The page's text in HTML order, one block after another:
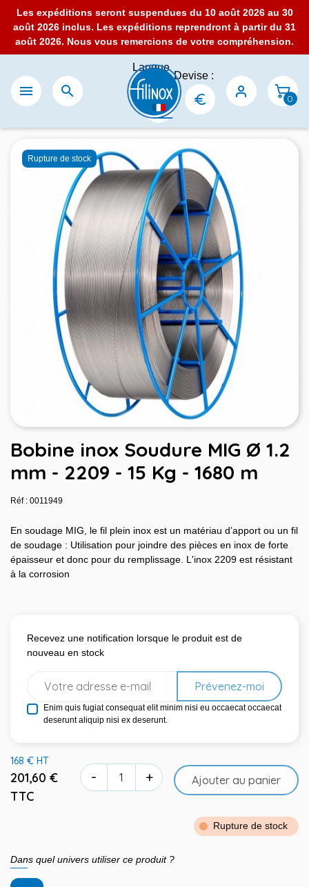
Les expéditions seront suspendues du 10 août 2026 au 30
août 2026 inclus. Les expéditions reprendront à partir du 31
août 2026. Nous vous remercions de votre compréhension.
 
Langue
:
Devise :
0
Rupture de stock
Bobine inox Soudure MIG Ø 1.2
mm - 2209 - 15 Kg - 1680 m
Réf : 0011949
En soudage MIG, le fil plein inox est un matériau d’apport ou un fil
de soudage : Utilisation pour joindre des pièces en inox de forte
épaisseur et donc pour du remplissage. L'inox 2209 est résistant
à la corrosion
Recevez une notification lorsque le produit est de
nouveau en stock
Prévenez-moi
Enim quis fugiat consequat elit minim nisi eu occaecat occaecat
deserunt aliquip nisi ex deserunt.
168 € HT
201,60 €
TTC
- + Ajouter au panier
Rupture de stock
Dans quel univers utiliser ce produit ?